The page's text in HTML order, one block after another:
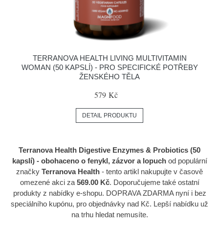
TERRANOVA HEALTH LIVING MULTIVITAMIN
WOMAN (50 KAPSLÍ) - PRO SPECIFICKÉ POTŘEBY
ŽENSKÉHO TĚLA
579 Kč
DETAIL PRODUKTU
Terranova Health Digestive Enzymes & Probiotics (50
kapslí) - obohaceno o fenykl, zázvor a lopuchod populární
značky Terranova Health - tento artikl nakupujte v časově
omezené akci za 569.00 Kč. Doporučujeme také ostatní
produkty z nabídky e-shopu. DOPRAVA ZDARMA nyní i bez
speciálního kupónu, pro objednávky nad Kč. Lepší nabídku už
na trhu hledat nemusíte.